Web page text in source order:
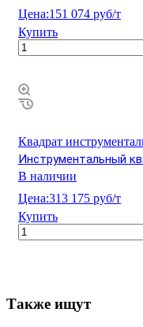
Цена:151 074 руб/т
Купить
Квадрат
Инструментальный
В наличии
Цена:313 175 руб/т
Купить
Также ищут